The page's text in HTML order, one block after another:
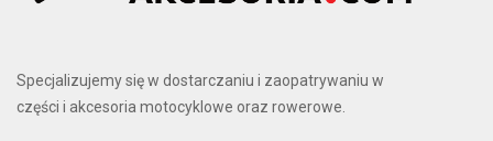
Specjalizujemy się w dostarczaniu i zaopatrywaniu w
części i akcesoria motocyklowe oraz rowerowe.